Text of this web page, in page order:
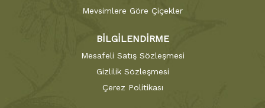
Mevsimlere Göre Çiçekler
BİLGİLENDİRME
Mesafeli Satış Sözleşmesi
Gizlilik Sözleşmesi
Çerez Politikası